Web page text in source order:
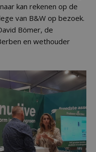
kan rekenen op de
van B&W op bezoek.
Bömer, de
en wethouder